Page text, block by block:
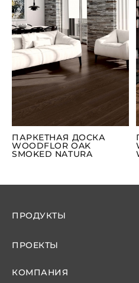
ПАРКЕТНАЯ ДОСКА
WOODFLOR OAK
SMOKED NATURA
ПРОДУКТЫ
ПРОЕКТЫ
КОМПАНИЯ